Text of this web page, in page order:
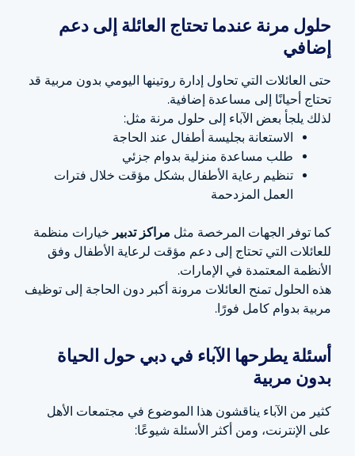
حلول مرنة عندما تحتاج العائلة إلى دعم
إضافي
حتى العائلات التي تحاول إدارة روتينها اليومي بدون مربية قد
تحتاج أحيانًا إلى مساعدة إضافية.
لذلك يلجأ بعض الآباء إلى حلول مرنة مثل:
الاستعانة بجليسة أطفال عند الحاجة
طلب مساعدة منزلية بدوام جزئي
تنظيم رعاية الأطفال بشكل مؤقت خلال فترات
العمل المزدحمة
كما توفر الجهات المرخصة مثل مراكز تدبير خيارات منظمة
للعائلات التي تحتاج إلى دعم مؤقت لرعاية الأطفال وفق
الأنظمة المعتمدة في الإمارات.
هذه الحلول تمنح العائلات مرونة أكبر دون الحاجة إلى توظيف
مربية بدوام كامل فورًا.
أسئلة يطرحها الآباء في دبي حول الحياة
بدون مربية
كثير من الآباء يناقشون هذا الموضوع في مجتمعات الأهل
على الإنترنت، ومن أكثر الأسئلة شيوعًا: